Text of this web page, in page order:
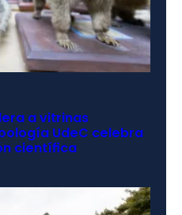
a vitrinas
UdeC celebra
científica